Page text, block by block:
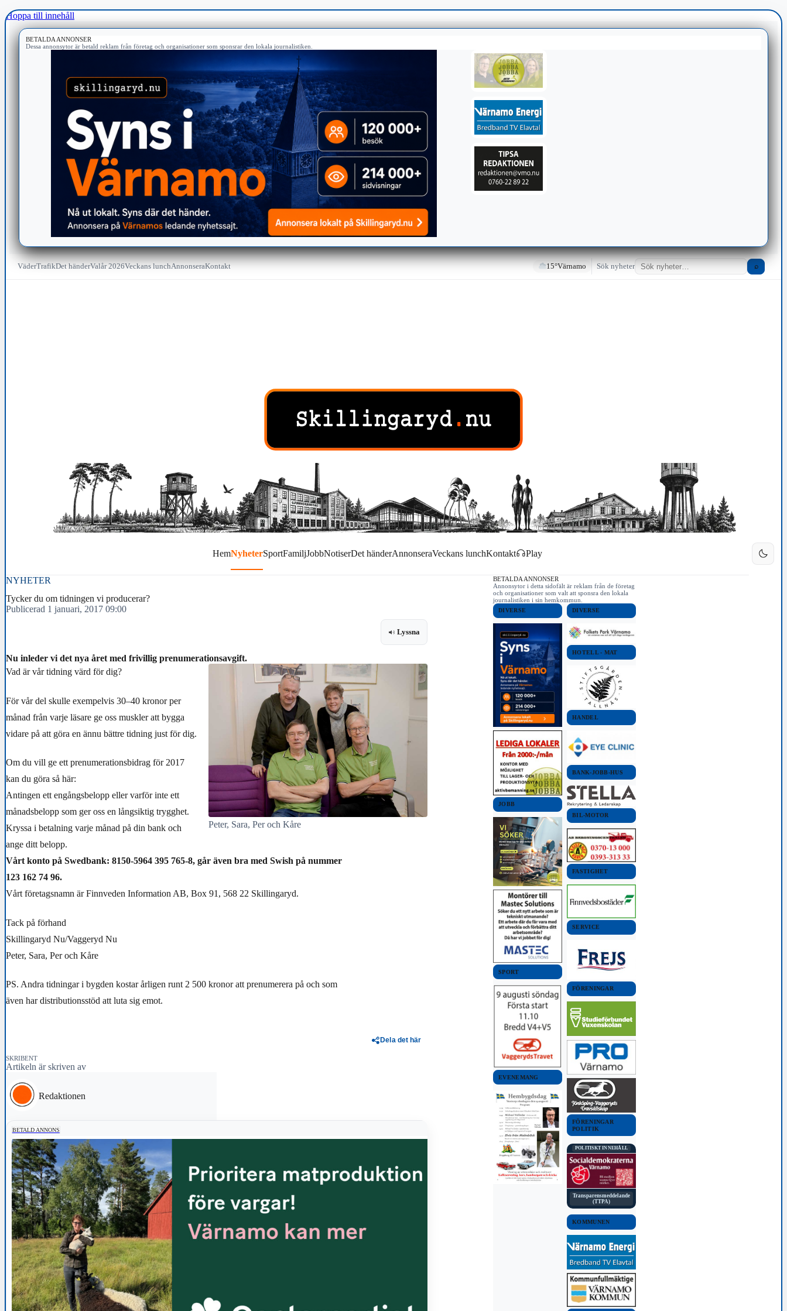
Hoppa till innehåll
BETALDA ANNONSER
Dessa annonsytor är betald reklam från företag och organisationer som sponsrar den lokala journalistiken.
VäderTrafikDet händerValår 2026Veckans lunchAnnonseraKontakt 15°Värnamo Sök nyheter ⌕
HemNyheterSportFamiljJobbNotiserDet händerAnnonseraVeckans lunchKontakt Play
NYHETER
Tycker du om tidningen vi producerar?
Publicerad 1 januari, 2017 09:00
Lyssna
Nu inleder vi det nya året med frivillig prenumerationsavgift.
Peter, Sara, Per och Kåre
Vad är vår tidning värd för dig?
För vår del skulle exempelvis 30–40 kronor per
månad från varje läsare ge oss muskler att bygga
vidare på att göra en ännu bättre tidning just för dig.
Om du vill ge ett prenumerationsbidrag för 2017
kan du göra så här:
Antingen ett engångsbelopp eller varför inte ett
månadsbelopp som ger oss en långsiktig trygghet.
Kryssa i betalning varje månad på din bank och
ange ditt belopp.
Vårt konto på Swedbank: 8150-5964 395 765-8, går även bra med Swish på nummer
123 162 74 96.
Vårt företagsnamn är Finnveden Information AB, Box 91, 568 22 Skillingaryd.
Tack på förhand
Skillingaryd Nu/Vaggeryd Nu
Peter, Sara, Per och Kåre
PS. Andra tidningar i bygden kostar årligen runt 2 500 kronor att prenumerera på och som
även har distributionsstöd att luta sig emot.
Dela det här
SKRIBENT
Artikeln är skriven av
Redaktionen
BETALD ANNONS
BETALDA ANNONSER
Annonsytor i detta sidofält är reklam från de företag
och organisationer som valt att sponsra den lokala
journalistiken i sin hemkommun.
DIVERSE
JOBB
SPORT
EVENEMANG
DIVERSE
HOTELL - MAT
HANDEL
BANK-JOBB-HUS
BIL-MOTOR
FASTIGHET
SERVICE
FÖRENINGAR
FÖRENINGAR
POLITIK
POLITISKT INNEHÅLL
Transparensmeddelande
(TTPA)
KOMMUNEN